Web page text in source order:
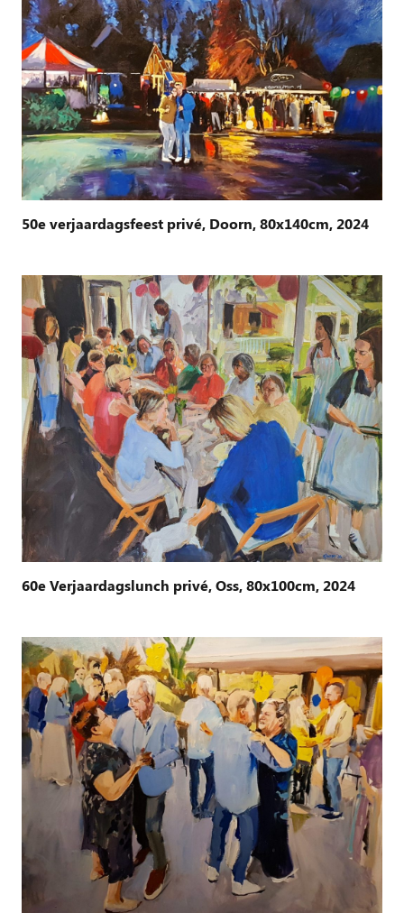
50e verjaardagsfeest privé, Doorn, 80x140cm, 2024
60e Verjaardagslunch privé, Oss, 80x100cm, 2024